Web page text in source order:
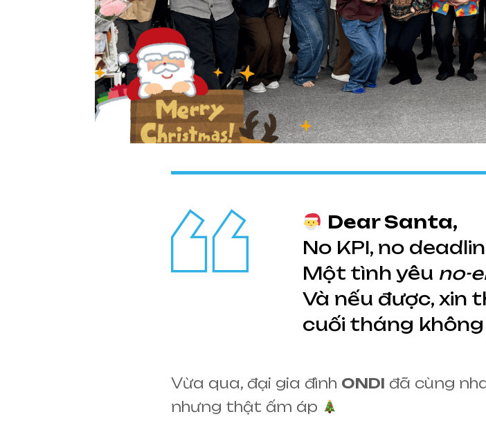
Dear Santa,
No KPI, no
Một tình yêu no-
Và nếu được, xin
cuối tháng không
Vừa qua, đại gia đình ONDI đã cùng
nhưng thật ấm áp